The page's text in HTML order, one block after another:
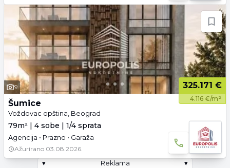
9 325.171 €
4.116 €/m²
Šumice
Voždovac opština, Beograd
79m² | 4 sobe | 1/4 sprata
Agencija • Prazno • Garaža
Ažurirano 03.08.2026.
▾
Reklama ▾